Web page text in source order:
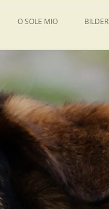
O SOLE MIO BILDER